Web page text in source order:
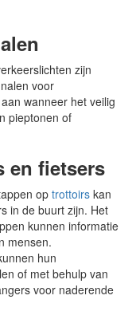
zijn
voor
wanneer het veilig
pieptonen of
en fietsers
op trottoirs kan
in de buurt zijn. Het
kunnen informatie
mensen.
hun
of met behulp van
voor naderende